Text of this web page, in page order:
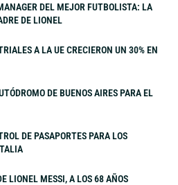
DEL MEJOR FUTBOLISTA: LA
DE LIONEL
A LA UE CRECIERON UN 30% EN
DE BUENOS AIRES PARA EL
DE PASAPORTES PARA LOS
LIONEL MESSI, A LOS 68 AÑOS